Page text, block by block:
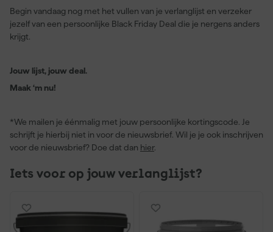
Begin vandaag nog met het vullen van je verlanglijst en verzeker
jezelf van een persoonlijke Black Friday Deal die je nergens anders
krijgt.
Jouw lijst, jouw deal.
Maak ‘m nu!
*We mailen je éénmalig met jouw persoonlijke kortingscode. Je
schrijft je hierbij niet in voor de nieuwsbrief. Wil je je ook inschrijven
voor de nieuwsbrief? Doe dat dan hier.
Iets voor op jouw verlanglijst?